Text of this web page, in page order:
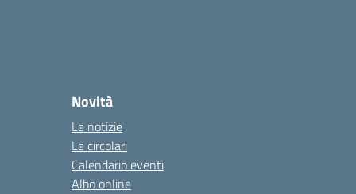
Novità
Le notizie
Le circolari
Calendario eventi
Albo online